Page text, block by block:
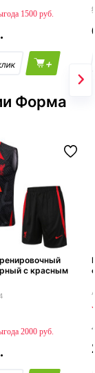
1500
+
Форма
с красным
2000